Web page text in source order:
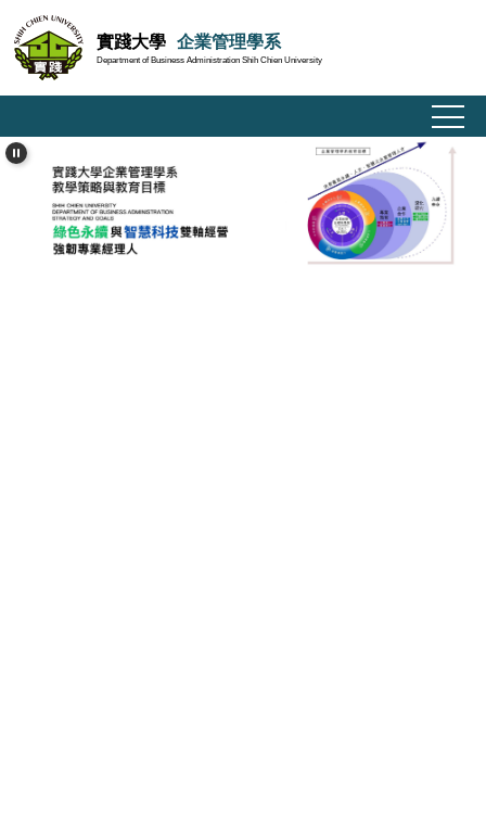
到
主
要
容
實踐大學 企業管理學系
Department of Business Administration Shih Chien University